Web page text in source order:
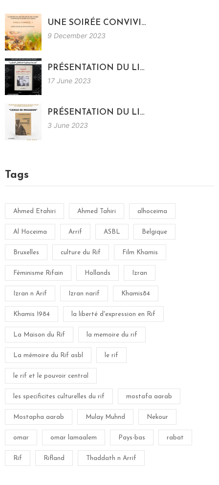
UNE SOIRÉE CONVIVI…
9 December 2023
PRÉSENTATION DU LI…
17 June 2023
PRÉSENTATION DU LI…
3 June 2023
Tags
Ahmed Etahiri Ahmed Tahiri alhoceima
Al Hoceima Arrif ASBL Belgique
Bruxelles culture du Rif Film Khamis
Féminisme Rifain Hollands Izran
Izran n Arif Izran narif Khamis84
Khamis 1984 la liberté d'expression en Rif
La Maison du Rif la memoire du rif
La mémoire du Rif asbl le rif
le rif et le pouvoir central
les specificites culturelles du rif mostafa aarab
Mostapha aarab Mulay Muhnd Nekour
omar omar lamaalem Pays-bas rabat
Rif Rifland Thaddath n Arrif